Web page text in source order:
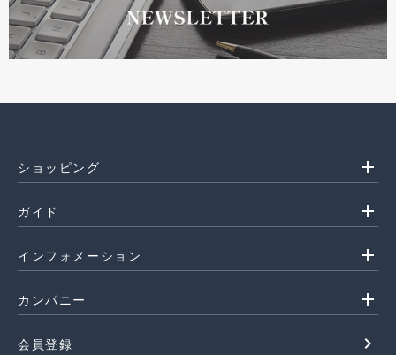
ショッピング add
ガイド add
インフォメーション add
カンパニー add
会員登録 navigate_next